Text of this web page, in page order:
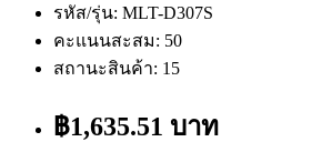
รหัส/รุ่น: MLT-D307S
คะแนนสะสม: 50
สถานะสินค้า: 15
฿1,635.51 บาท